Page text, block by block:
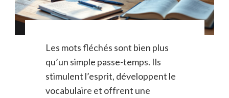
Les mots fléchés sont bien plus
qu’un simple passe-temps. Ils
stimulent l’esprit, développent le
vocabulaire et offrent une